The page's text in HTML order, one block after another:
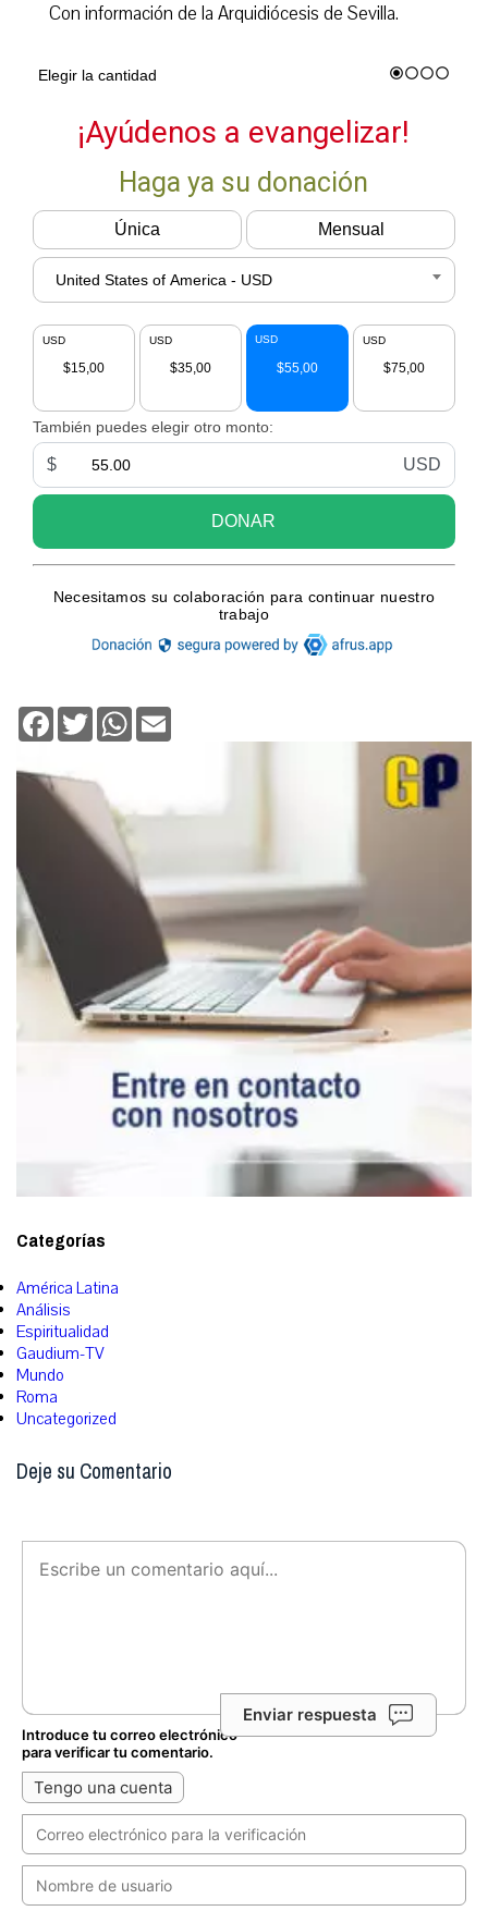
Con información de la Arquidiócesis de Sevilla.
Facebook
TwitterWhatsApp
Categorías
América Latina
Análisis
Espiritualidad
Gaudium-TV
Mundo
Roma
Uncategorized
Deje su Comentario
Enviar respuesta
Introduce tu correo electrónico
para verificar tu comentario.
Tengo una cuenta